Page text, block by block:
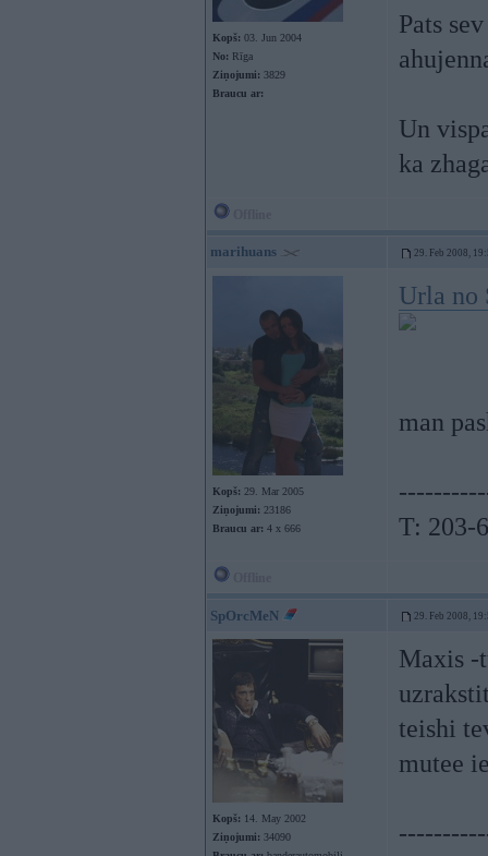
Kopš: 03. Jun 2004
No: Rīga
Ziņojumi: 3829
Braucu ar:
Pats
Un
ka
marihuans 29. Feb 2008,
Kopš: 29. Mar 2005
Ziņojumi: 23186
Braucu ar: 4 x 666
Urla no
man
T: 203-
SpOrcMeN 29. Feb 2008,
Kopš: 14. May 2002
Ziņojumi: 34090
Maxis -
teishi
mutee